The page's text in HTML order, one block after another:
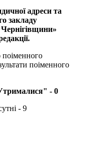
адреси та
закладу
Чернігівщини»
поіменного
- 0
- 9